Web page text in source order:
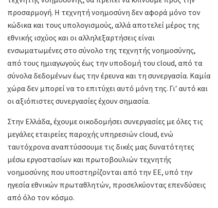
προσαρμογή. Η τεχνητή νοημοσύνη δεν αφορά μόνο τον
κώδικα και τους υπολογισμούς, αλλά αποτελεί μέρος της
εθνικής ισχύος και οι αλληλεξαρτήσεις είναι
ενσωματωμένες στο σύνολο της τεχνητής νοημοσύνης,
από τους ημιαγωγούς έως την υποδομή του cloud, από τα
σύνολα δεδομένων έως την έρευνα και τη συνεργασία. Καμία
χώρα δεν μπορεί να το επιτύχει αυτό μόνη της. Γι’ αυτό και
οι αξιόπιστες συνεργασίες έχουν σημασία.
Στην Ελλάδα, έχουμε οικοδομήσει συνεργασίες με όλες τις
μεγάλες εταιρείες παροχής υπηρεσιών cloud, ενώ
ταυτόχρονα αναπτύσσουμε τις δικές μας δυνατότητες
μέσω εργοστασίων και πρωτοβουλιών τεχνητής
νοημοσύνης που υποστηρίζονται από την ΕΕ, υπό την
ηγεσία εθνικών πρωταθλητών, προσελκύοντας επενδύσεις
από όλο τον κόσμο.